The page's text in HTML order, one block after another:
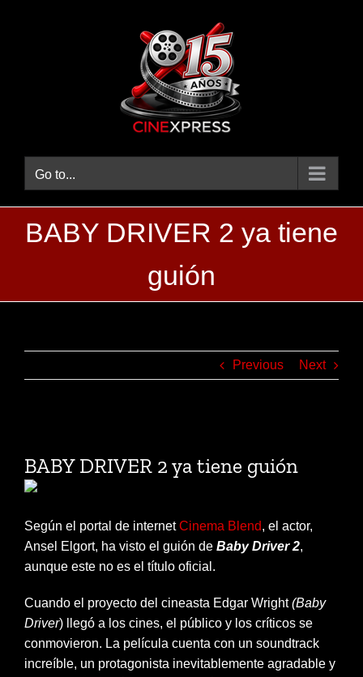
Go to...
BABY DRIVER 2 ya tiene
guión
Previous Next
Larger
Image
BABY DRIVER 2 ya tiene guión
Según el portal de internetCinema Blend, el actor,
Ansel Elgort, ha visto el guión de Baby Driver 2,
aunque este no es el título oficial.
Cuando el proyecto del cineasta Edgar Wright(Baby
Driver) llegó a los cines, el público y los críticos se
conmovieron. La película cuenta con un soundtrack
increíble, un protagonista inevitablemente agradable y